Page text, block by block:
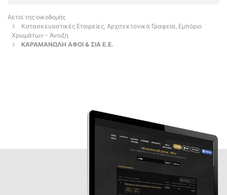
Αετοί της οικοδομής
Κατασκευαστικές Εταιρείες, Αρχιτεκτονικά Γραφεία, Εμπόριο
Χρωμάτων - Άνοιξη
ΚΑΡΑΜΑΝΩΛΗ ΑΦΟΙ & ΣΙΑ Ε.Ε.